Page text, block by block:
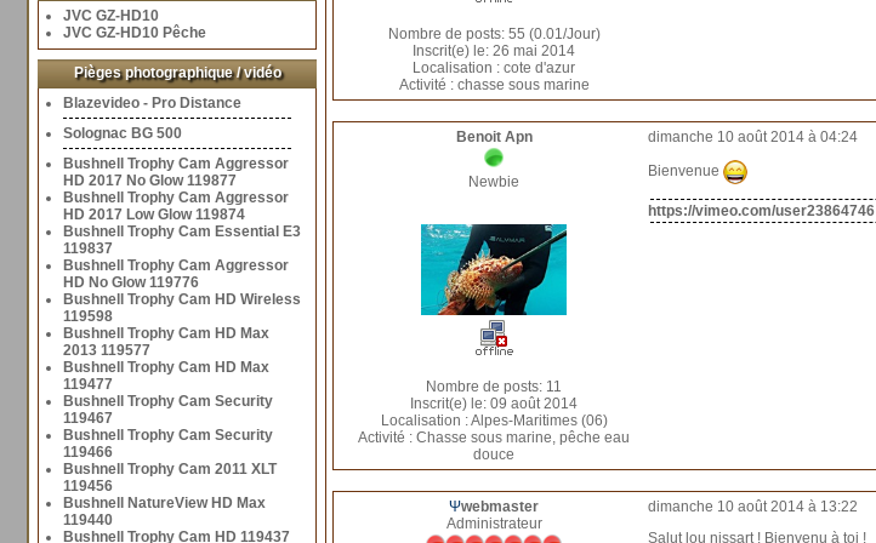
JVC GZ-HD10
JVC GZ-HD10 Pêche
Pièges photographique / vidéo
Blazevideo - Pro Distance
Solognac BG 500
Bushnell Trophy Cam Aggressor
HD 2017 No Glow 119877
Bushnell Trophy Cam Aggressor
HD 2017 Low Glow 119874
Bushnell Trophy Cam Essential E3
119837
Bushnell Trophy Cam Aggressor
HD No Glow 119776
Bushnell Trophy Cam HD Wireless
119598
Bushnell Trophy Cam HD Max
2013 119577
Bushnell Trophy Cam HD Max
119477
Bushnell Trophy Cam Security
119467
Bushnell Trophy Cam Security
119466
Bushnell Trophy Cam 2011 XLT
119456
Bushnell NatureView HD Max
119440
Bushnell Trophy Cam HD 119437
Nombre de posts: 55 (0.01/Jour)
Inscrit(e) le: 26 mai 2014
Localisation : cote d'azur
Activité : chasse sous marine
Benoit Apn
Newbie
Nombre de posts: 11
Inscrit(e) le: 09 août 2014
Localisation : Alpes-Maritimes (06)
Activité : Chasse sous marine, pêche eau
douce
dimanche 10 août 2014 à 04:24
Bienvenue
https://vimeo.com/user23864746
Ψwebmaster
Administrateur
dimanche 10 août 2014 à 13:22
Salut lou nissart ! Bienvenu à toi !